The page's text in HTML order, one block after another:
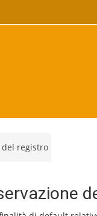
del registro